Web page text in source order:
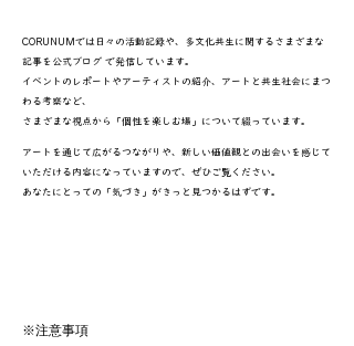
CORUNUMでは日々の活動記録や、多文化共生に関するさまざまな
記事を公式ブログ で発信しています。
イベントのレポートやアーティストの紹介、アートと共生社会にまつ
わる考察など、
さまざまな視点から「個性を楽しむ場」について綴っています。​
アートを通じて広がるつながりや、新しい価値観との出会いを感じて
いただける内容になっていますので、ぜひご覧ください。
あなたにとっての「気づき」がきっと見つかるはずです。
※注意事項